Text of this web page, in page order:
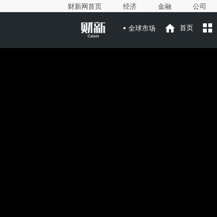
财新网首页 经济 金融 公司
全球市场 首页